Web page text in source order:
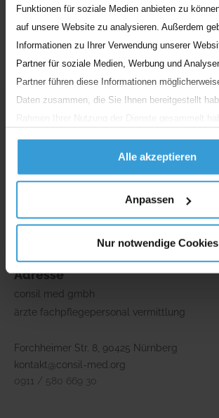
Funktionen für soziale Medien anbieten zu
auf unsere Website zu analysieren. Außerdem
Informationen zu Ihrer Verwendung unserer
Partner für soziale Medien, Werbung und
Partner führen diese Informationen
Daten zusammen, die Sie Ihnen bereitgestellt
Alle akzeptieren
Anpassen
Nur notwendige Cookies
Unser Engagement
angepasst und können fiktiv sein.
*** mehr zur YouTube-Datenschutzerklärung sowie
Adresse
consil med gmbh
ärzte fachpflegepersonal vermittlung
Forchheimer Str. 8, 90425 Nürnberg
kontakt@consil-med.org
0911 / 580 669 30